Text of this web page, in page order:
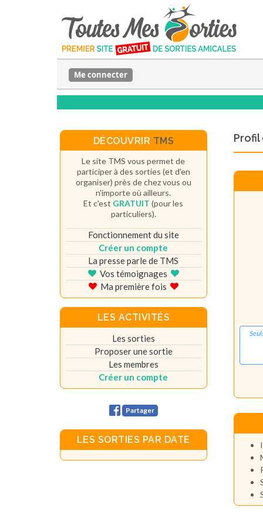
Me connecter
DÉCOUVRIR TMS
Le site TMS vous permet de
participer à des sorties (et d'en
organiser) près de chez vous ou
n'importe où ailleurs.
Et c'est GRATUIT (pour les
particuliers).
Fonctionnement du site
Créer un compte
La presse parle de TMS
Vos témoignages
Ma première fois
LES ACTIVITÉS
Les sorties
Proposer une sortie
Les membres
Créer un compte
Partager
LES SORTIES PAR DATE